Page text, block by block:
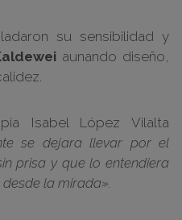
su sensibilidad y
aunando diseño,
Isabel López Vilalta
se dejara llevar por el
prisa y que lo entendiera
la mirada».